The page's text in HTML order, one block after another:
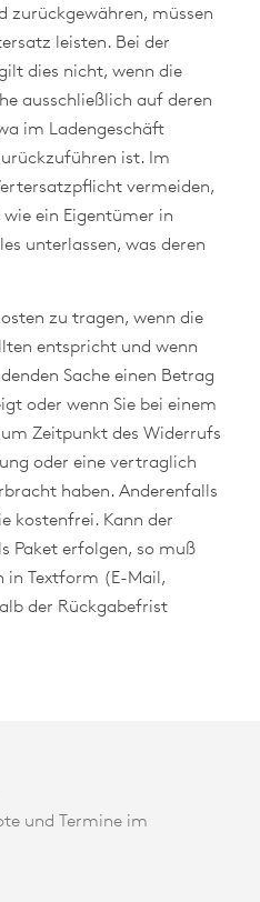
zurückgewähren, müssen
leisten. Bei der
dies nicht, wenn die
ausschließlich auf deren
im Ladengeschäft
ist. Im
vermeiden,
ein Eigentümer in
unterlassen, was deren
zu tragen, wenn die
entspricht und wenn
Sache einen Betrag
oder wenn Sie bei einem
Zeitpunkt des Widerrufs
oder eine vertraglich
haben. Anderenfalls
kostenfrei. Kann der
Paket erfolgen, so muß
in Textform (E-Mail,
der Rückgabefrist
und Termine im